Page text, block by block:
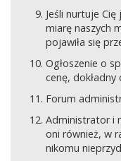
Jeśli nurtuje
miarę naszych
pojawiła się
Ogłoszenie o
cenę,
Forum
Administrator i
oni również, w
nikomu